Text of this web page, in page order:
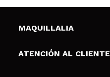
MAQUILLALIA
Sobre nosotros
ATENCIÓN AL CLIENTE